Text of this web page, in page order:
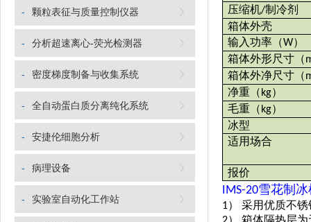
- 颗粒表征与质量控制仪器
- 分析超速离心-荧光检测器
- 密度梯度制备与收集系统
- 全自动蛋白质分离纯化系统
- 安捷伦细胞分析
- 病理设备
- 实验室自动化工作站
压缩机/制冷剂
箱体外壳
输入功率 （W）
箱体外形尺寸 （
箱体外净尺寸 （
净重 （ kg）
毛重 （ kg）
冰型
适用场合
报价
IMS-20雪花制冰
1） 采用优质不